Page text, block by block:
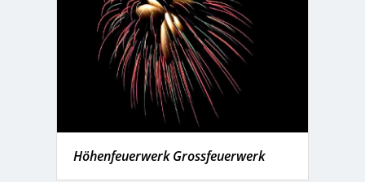
Höhenfeuerwerk Grossfeuerwerk